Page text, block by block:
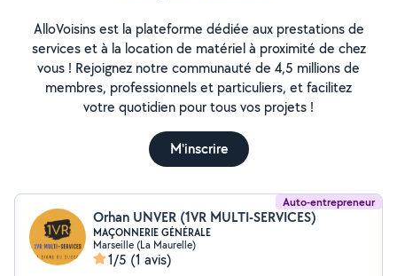
AlloVoisins est la plateforme dédiée aux prestations de
services et à la location de matériel à proximité de chez
vous ! Rejoignez notre communauté de 4,5 millions de
membres, professionnels et particuliers, et facilitez
votre quotidien pour tous vos projets !
M'inscrire
Auto-entrepreneur
Orhan UNVER (1VR MULTI-SERVICES)
MAÇONNERIE GÉNÉRALE
Marseille (La Maurelle)
1/5 (1 avis)